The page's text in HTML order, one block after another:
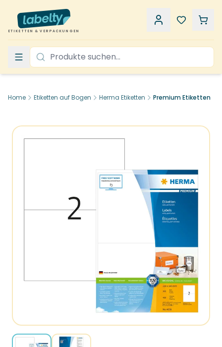
ETIKETTEN & VERPACKUNGEN
Home Etiketten auf Bogen Herma Etiketten Premium Etiketten